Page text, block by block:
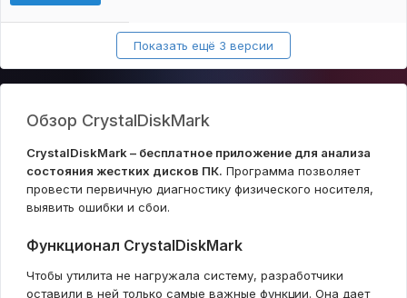
Показать ещё 3 версии
Обзор CrystalDiskMark
CrystalDiskMark – бесплатное приложение для анализа
состояния жестких дисков ПК. Программа позволяет
провести первичную диагностику физического носителя,
выявить ошибки и сбои.
Функционал CrystalDiskMark
Чтобы утилита не нагружала систему, разработчики
оставили в ней только самые важные функции. Она дает